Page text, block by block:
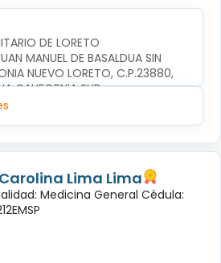
DE LORETO
MANUEL DE BASALDUA SIN
NUEVO LORETO, C.P.23880,
CALIFORNIA SUR
Lima Lima
Medicina General Cédula: